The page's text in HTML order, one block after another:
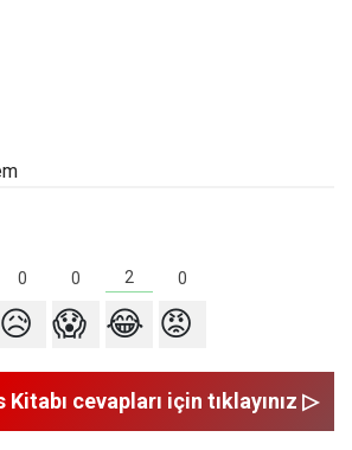
0 0 2 0
😥 😱 😂 😡
Kitabı cevapları için tıklayınız ▷